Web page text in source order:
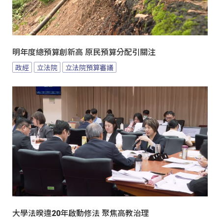
明年度總預算創新高 原民預算分配引關注
政經 立法院 立法院預算審議
大學法暌違20年啟動修法 聚焦高教治理